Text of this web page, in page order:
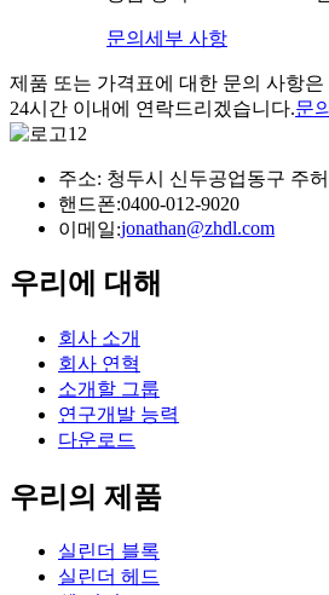
문의 세부 사항
제품 또는 가격표에 대한 문의 사항
24시간 이내에 연락드리겠습니다.문의
주소: 청두시 신두공업동구 주
핸드폰:0400-012-9020
이메일:jonathan@zhdl.com
우리에 대해
회사 소개
회사 연혁
소개할 그룹
연구개발 능력
다운로드
우리의 제품
실린더 블록
실린더 헤드